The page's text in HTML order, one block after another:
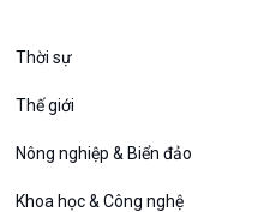
Góc nhìn VOV1
10 phút Sự kiện - Luận bàn
Câu chuyện thời sự
Thời sự
Thế giới
Nông nghiệp & Biển đảo
Khoa học & Công nghệ